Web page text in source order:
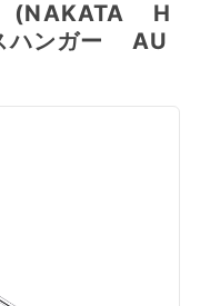
(NAKATA H
ハンガー AU